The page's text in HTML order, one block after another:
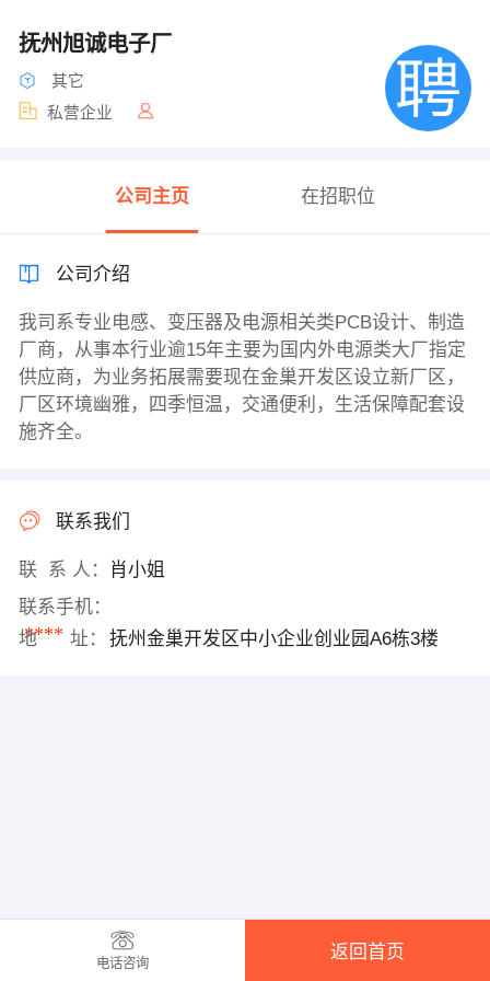
抚州旭诚电子厂
其它
私营企业
公司主页 在招职位
公司介绍
我司系专业电感、变压器及电源相关类PCB设计、制造
厂商，从事本行业逾15年主要为国内外电源类大厂指定
供应商，为业务拓展需要现在金巢开发区设立新厂区，
厂区环境幽雅，四季恒温，交通便利，生活保障配套设
施齐全。
联系我们
联 系 人：
肖小姐
联系手机：
****
地 址： 抚州金巢开发区中小企业创业园A6栋3楼
电话咨询
返回首页